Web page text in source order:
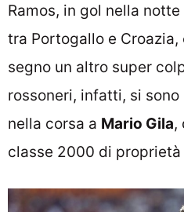
Ramos, in gol nella
tra Portogallo e
segno un altro super
rossoneri, infatti, si
nella corsa a Mario Gila,
classe 2000 di proprietà